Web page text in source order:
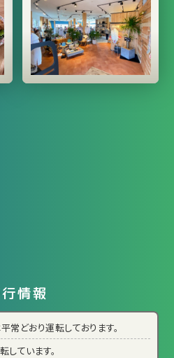
情報
常どおり運転しております。
しています。